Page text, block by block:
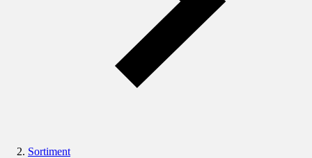
Sortiment